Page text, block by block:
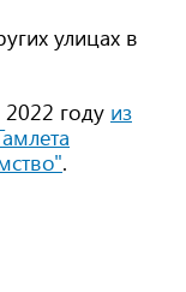
улицах в
2022 году из
.